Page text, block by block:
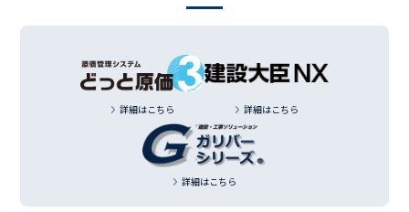
詳細はこちら 詳細はこちら
詳細はこちら